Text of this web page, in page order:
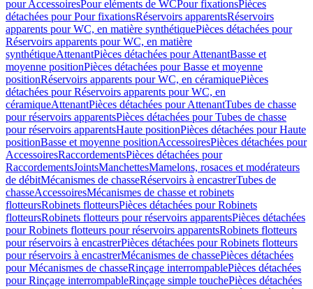
pour AccessoiresPour eléments de WCPour fixationsPièces
détachées pour Pour fixationsRéservoirs apparentsRéservoirs
apparents pour WC, en matière synthétiquePièces détachées pour
Réservoirs apparents pour WC, en matière
synthétiqueAttenantPièces détachées pour AttenantBasse et
moyenne positionPièces détachées pour Basse et moyenne
positionRéservoirs apparents pour WC, en céramiquePièces
détachées pour Réservoirs apparents pour WC, en
céramiqueAttenantPièces détachées pour AttenantTubes de chasse
pour réservoirs apparentsPièces détachées pour Tubes de chasse
pour réservoirs apparentsHaute positionPièces détachées pour Haute
positionBasse et moyenne positionAccessoiresPièces détachées pour
AccessoiresRaccordementsPièces détachées pour
RaccordementsJointsManchettesMamelons, rosaces et modérateurs
de débitMécanismes de chasseRéservoirs à encastrerTubes de
chasseAccessoiresMécanismes de chasse et robinets
flotteursRobinets flotteursPièces détachées pour Robinets
flotteursRobinets flotteurs pour réservoirs apparentsPièces détachées
pour Robinets flotteurs pour réservoirs apparentsRobinets flotteurs
pour réservoirs à encastrerPièces détachées pour Robinets flotteurs
pour réservoirs à encastrerMécanismes de chassePièces détachées
pour Mécanismes de chasseRinçage interrompablePièces détachées
pour Rinçage interrompableRinçage simple touchePièces détachées